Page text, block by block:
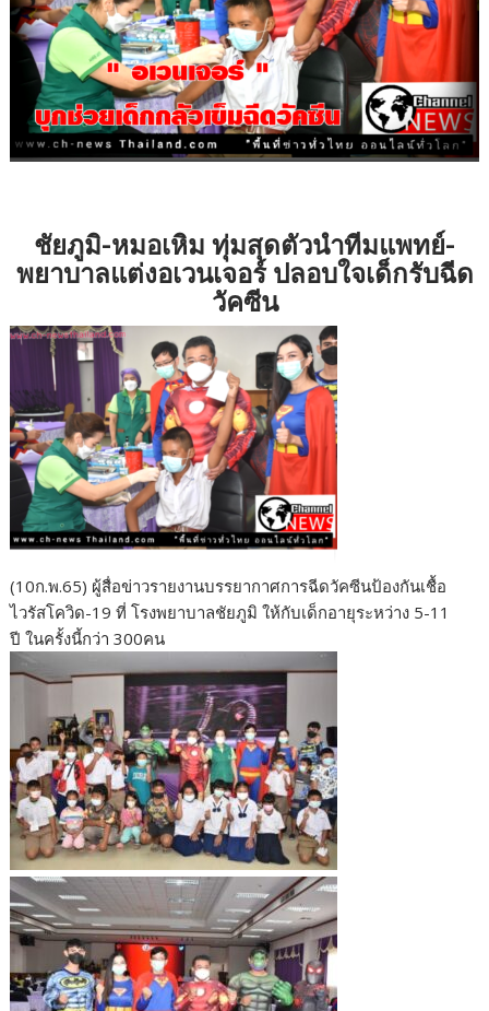
ชัยภูมิ-หมอเหิม ทุ่มสุดตัวนำทีมแพทย์-
พยาบาลแต่งอเวนเจอร์ ปลอบใจเด็กรับฉีด
วัคซีน
(10ก.พ.65) ผู้สื่อข่าวรายงานบรรยากาศการฉีดวัคซีนป้องกันเชื้อ
ไวรัสโควิด-19 ที่ โรงพยาบาลชัยภูมิ ให้กับเด็กอายุระหว่าง 5-11
ปี ในครั้งนี้กว่า 300คน